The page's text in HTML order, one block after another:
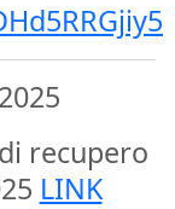
recupero
LINK